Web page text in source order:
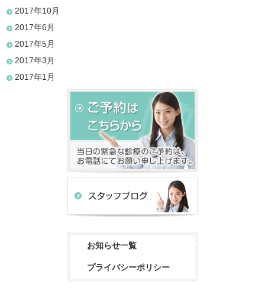
2017年10月
2017年6月
2017年5月
2017年3月
2017年1月
お知らせ一覧
プライバシーポリシー